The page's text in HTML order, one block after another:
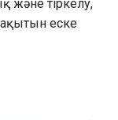
және тіркелу,
еске